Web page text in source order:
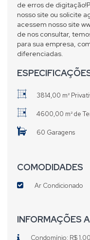
de erros de
nosso site ou solicite
acessem nosso site
de nos consultar,
para sua empresa,
diferenciadas.
3814,00 m²
4600,00 m² de
60 Garagens
COMODIDADES
Ar Condicionado
INFORMAÇÕES
Condomínio: R$ 1,00